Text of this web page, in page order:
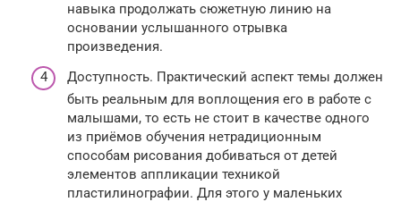
навыка продолжать сюжетную линию на
основании услышанного отрывка
произведения.
Доступность. Практический аспект темы должен
быть реальным для воплощения его в работе с
малышами, то есть не стоит в качестве одного
из приёмов обучения нетрадиционным
способам рисования добиваться от детей
элементов аппликации техникой
пластилинографии. Для этого у маленьких